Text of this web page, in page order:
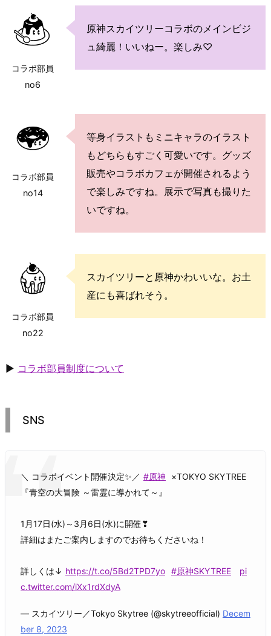
コラボ部員
no6
原神スカイツリーコラボのメインビジ
ュ綺麗！いいねー。楽しみ♡
コラボ部員
no14
等身イラストもミニキャラのイラスト
もどちらもすごく可愛いです。グッズ
販売やコラボカフェが開催されるよう
で楽しみですね。展示で写真も撮りた
いですね。
コラボ部員
no22
スカイツリーと原神かわいいな。お土
産にも喜ばれそう。
▶ コラボ部員制度について
SNS
＼ コラボイベント開催決定✨／ #原神
×TOKYO SKYTREE
『青空の大冒険 ～雷霊に導かれて～』
1月17日(水)～3月6日(水)に開催❣
詳細はまたご案内しますのでお待ちくださいね！
詳しくは↓ https://t.co/5Bd2TPD7yo #原神SKYTREE
pi
c.twitter.com/iXx1rdXdyA
— スカイツリー／Tokyo Skytree (@skytreeofficial) Decem
ber 8, 2023